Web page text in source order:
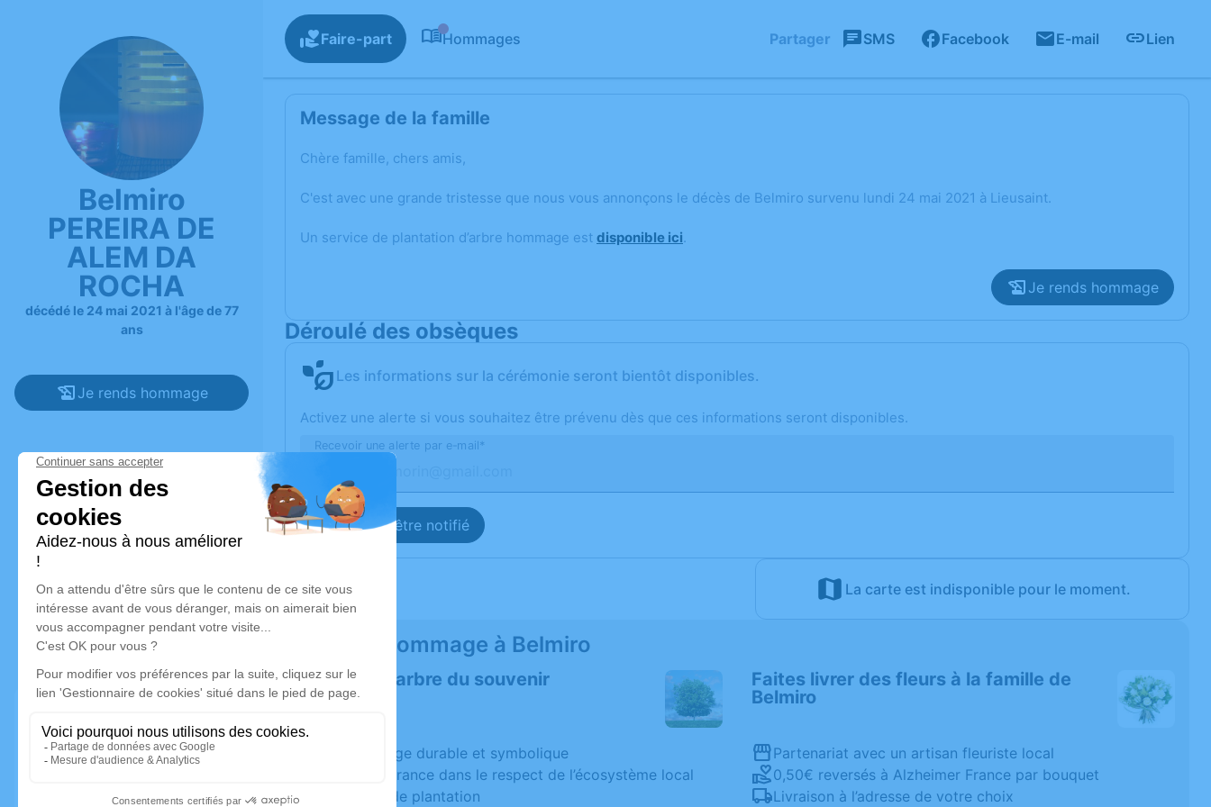
Belmiro
PEREIRA DE
ALEM DA
ROCHA
décédé le 24 mai 2021 à l'âge de 77
ans
Je rends hommage
Faire-part Hommages Partager SMS Facebook E-mail Lien
Message de la famille
Chère famille, chers amis,
C'est avec une grande tristesse que nous vous annonçons le décès de Belmiro survenu lundi 24 mai 2021 à Lieusaint.
Un service de plantation d’arbre hommage est disponible ici.
Je rends hommage
Déroulé des obsèques
Les informations sur la cérémonie seront bientôt disponibles.
Activez une alerte si vous souhaitez être prévenu dès que ces informations seront disponibles.
Recevoir une alerte par e-mail*
Je veux être notifié
La carte est indisponible pour le moment.
Rendez hommage à Belmiro
Plantez un arbre du souvenir
Un hommage durable et symbolique
Planté en France dans le respect de l’écosystème local
Certificat de plantation
Faites livrer des fleurs à la famille de
Belmiro
Partenariat avec un artisan fleuriste local
0,50€ reversés à Alzheimer France par bouquet
Livraison à l’adresse de votre choix